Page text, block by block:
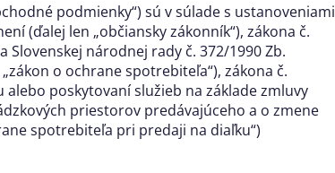
podmienky“) sú v súlade s ustanoveniami
(ďalej len „občiansky zákonník“), zákona č.
národnej rady č. 372/1990 Zb.
o ochrane spotrebiteľa“), zákona č.
poskytovaní služieb na základe zmluvy
priestorov predávajúceho a o zmene
spotrebiteľa pri predaji na diaľku“)